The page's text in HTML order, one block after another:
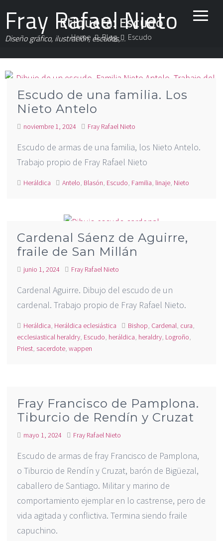
Fray Rafael Nieto
Diseño gráfico, ilustración, escudos,…
Etiqueta: Escudo
Home Blog Escudo
Escudo de una familia. Los
Nieto Antelo
noviembre 1, 2024 Fray Rafael Nieto
Escudo de armas de una familia, los Nieto Antelo.
Trabajo propio de Fray Rafael Nieto
Heráldica Antelo, Blasón, Escudo, Familia, linaje, Nieto
Cardenal Sáenz de Aguirre,
fraile de San Millán
junio 1, 2024 Fray Rafael Nieto
Cardenal Aguirre. Dibujo del escudo de un
cardenal. Trabajo propio de Fray Rafael Nieto.
Heráldica, Heráldica eclesiástica Bishop, Cardenal, cura,
ecclesiastical heraldry, Escudo, heráldica, heraldry, Logroño,
Priest, sacerdote,wappen
Fray Francisco de Pamplona.
Tiburcio de Rendín y Cruzat
mayo 1, 2024 Fray Rafael Nieto
Escudo de armas de fray Francisco de Pamplona,
o Tiburcio de Rendín y Cruzat, barón de Bigüezal,
caballero de Santiago​. Militar y marino de
comportamiento ejemplar en lo castrense, pero de
vida agitada y conflictiva. Termina siendo fraile
capuchino.